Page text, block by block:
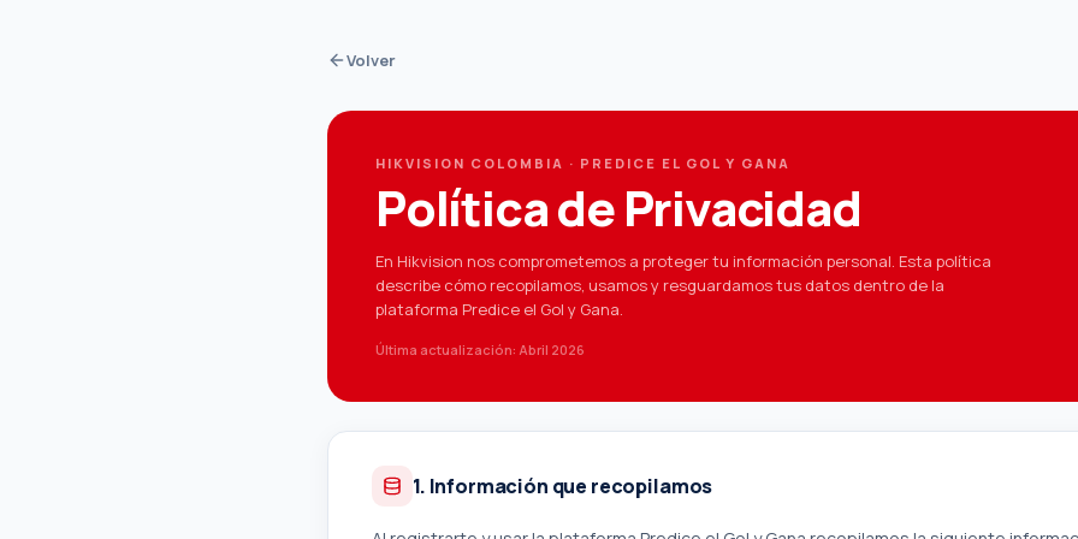
Volver
HIKVISION COLOMBIA · PREDICE EL GOL Y GANA
Política de Privacidad
En Hikvision nos comprometemos a proteger tu información personal. Esta política
describe cómo recopilamos, usamos y resguardamos tus datos dentro de la
plataforma Predice el Gol y Gana.
Última actualización: Abril 2026
1. Información que recopilamos